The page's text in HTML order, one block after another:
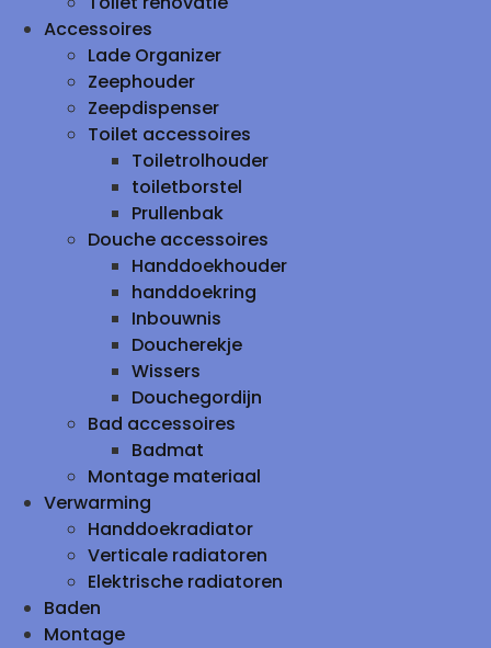
Accessoires
Lade Organizer
Zeephouder
Zeepdispenser
Toilet accessoires
Toiletrolhouder
toiletborstel
Prullenbak
Douche accessoires
Handdoekhouder
handdoekring
Inbouwnis
Doucherekje
Wissers
Douchegordijn
Bad accessoires
Badmat
Montage materiaal
Verwarming
Handdoekradiator
Verticale radiatoren
Elektrische radiatoren
Baden
Montage